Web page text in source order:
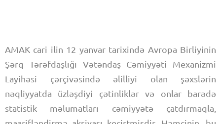
AMAK cari ilin 12 yanvar tarixində Avropa Birliyinin
Şərq Tərəfdaşlığı Vətəndaş Cəmiyyəti Mexanizmi
Layihəsi çərçivəsində əlilliyi olan şəxslərin
nəqliyyatda üzləşdiyi çətinliklər və onlar barədə
statistik məlumatları cəmiyyətə çatdırmaqla,